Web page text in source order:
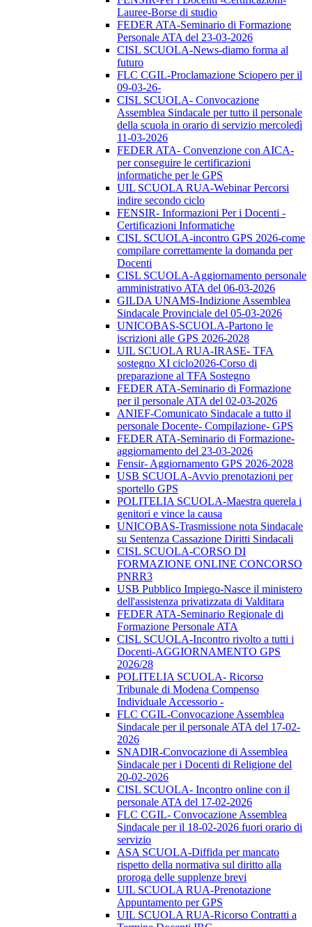
Lauree-Borse di studio
FEDER ATA-Seminario di Formazione
Personale ATA del 23-03-2026
CISL SCUOLA-News-diamo forma al
futuro
FLC CGIL-Proclamazione Sciopero per il
09-03-26-
CISL SCUOLA- Convocazione
Assemblea Sindacale per tutto il personale
della scuola in orario di servizio mercoledì
11-03-2026
FEDER ATA- Convenzione con AICA-
per conseguire le certificazioni
informatiche per le GPS
UIL SCUOLA RUA-Webinar Percorsi
indire secondo ciclo
FENSIR- Informazioni Per i Docenti -
Certificazioni Informatiche
CISL SCUOLA-incontro GPS 2026-come
compilare correttamente la domanda per
Docenti
CISL SCUOLA-Aggiornamento personale
amministrativo ATA del 06-03-2026
GILDA UNAMS-Indizione Assemblea
Sindacale Provinciale del 05-03-2026
UNICOBAS-SCUOLA-Partono le
iscrizioni alle GPS 2026-2028
UIL SCUOLA RUA-IRASE- TFA
sostegno XI ciclo2026-Corso di
preparazione al TFA Sostegno
FEDER ATA-Seminario di Formazione
per il personale ATA del 02-03-2026
ANIEF-Comunicato Sindacale a tutto il
personale Docente- Compilazione- GPS
FEDER ATA-Seminario di Formazione-
aggiornamento del 23-03-2026
Fensir- Aggiornamento GPS 2026-2028
USB SCUOLA-Avvio prenotazioni per
sportello GPS
POLITELIA SCUOLA-Maestra querela i
genitori e vince la causa
UNICOBAS-Trasmissione nota Sindacale
su Sentenza Cassazione Diritti Sindacali
CISL SCUOLA-CORSO DI
FORMAZIONE ONLINE CONCORSO
PNRR3
USB Pubblico Impiego-Nasce il ministero
dell'assistenza privatizzata di Valditara
FEDER ATA-Seminario Regionale di
Formazione Personale ATA
CISL SCUOLA-Incontro rivolto a tutti i
Docenti-AGGIORNAMENTO GPS
2026/28
POLITELIA SCUOLA- Ricorso
Tribunale di Modena Compenso
Individuale Accessorio -
FLC CGIL-Convocazione Assemblea
Sindacale per il personale ATA del 17-02-
2026
SNADIR-Convocazione di Assemblea
Sindacale per i Docenti di Religione del
20-02-2026
CISL SCUOLA- Incontro online con il
personale ATA del 17-02-2026
FLC CGIL- Convocazione Assemblea
Sindacale per il 18-02-2026 fuori orario di
servizio
ASA SCUOLA-Diffida per mancato
rispetto della normativa sul diritto alla
proroga delle supplenze brevi
UIL SCUOLA RUA-Prenotazione
Appuntamento per GPS
UIL SCUOLA RUA-Ricorso Contratti a